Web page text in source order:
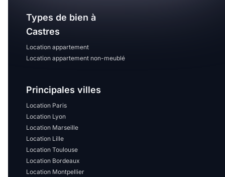
Nombre de chambres
disponibles
Espaces additionnels
Sélectionner...
Équipements des parties
communes
Types de bien à
Castres
Location appartement
Location appartement non-meublé
Principales villes
Location Paris
Location Lyon
Location Marseille
Location Lille
Location Toulouse
Location Bordeaux
Location Montpellier